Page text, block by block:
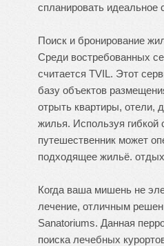
спланировать идеальное
Поиск и бронирование
Среди востребованных
считается TVIL. Этот
базу объектов
отрыть квартиры, отели,
жилья. Используя гибкой
путешественник может
подходящее жильё. отдых
Когда ваша мишень не
лечение, отличным
Sanatoriums. Данная
поиска лечебных